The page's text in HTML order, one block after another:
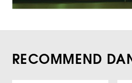
RECOMMEND